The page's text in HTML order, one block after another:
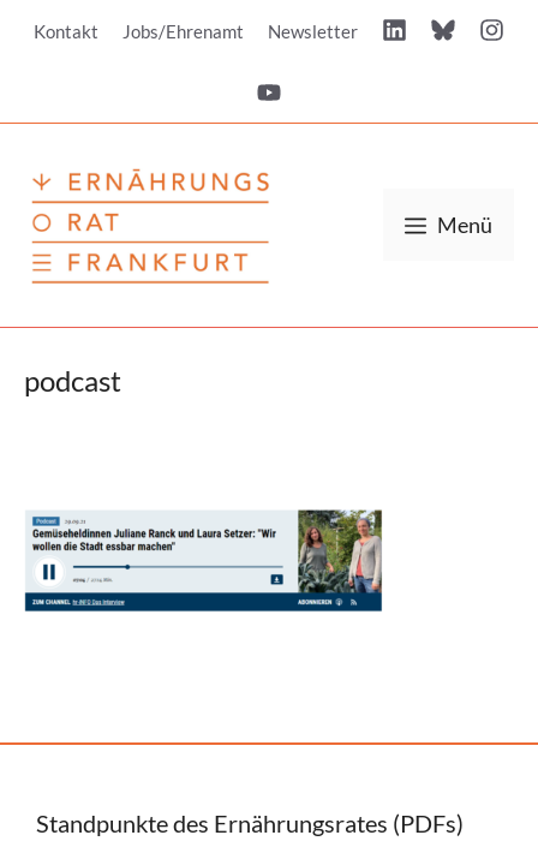
InhaltKontakt Jobs/Ehrenamt Newsletter
Menü
podcast
Standpunkte des Ernährungsrates (PDFs)